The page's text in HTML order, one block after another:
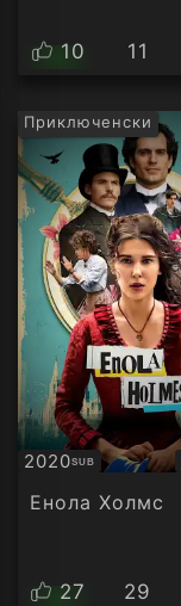
10 11
Приключенски
2020SUB
Субтитри
Енола Холмс
27 29